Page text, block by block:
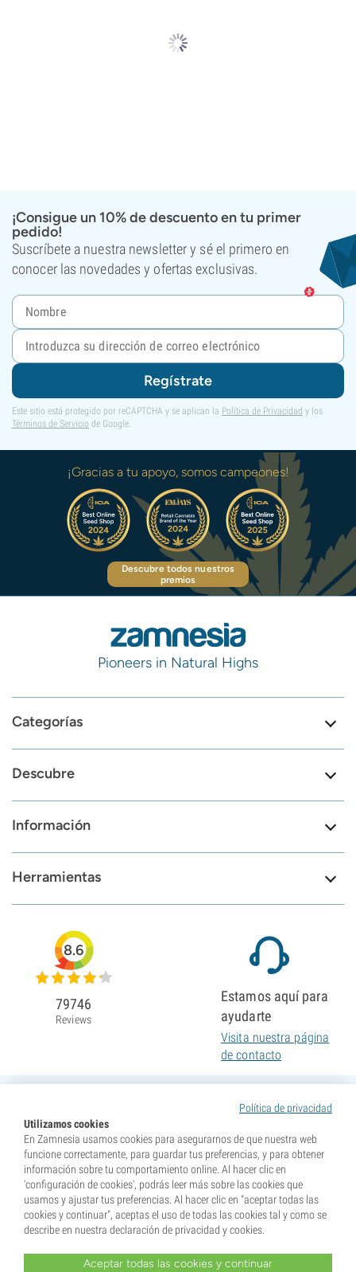
¡Consigue un 10% de descuento en tu primer
pedido!
Suscríbete a nuestra newsletter y sé el primero en
conocer las novedades y ofertas exclusivas.
Regístrate
Este sitio está protegido por reCAPTCHA y se aplican la Política de Privacidad y los
Términos de Servicio de Google.
¡Gracias a tu apoyo, somos campeones!
Descubre todos nuestros
premios
Pioneers in Natural Highs
Categorías
Descubre
Información
Herramientas
Política de privacidad
Utilizamos cookies
En Zamnesia usamos cookies para asegurarnos de que nuestra web
funcione correctamente, para guardar tus preferencias, y para obtener
información sobre tu comportamiento online. Al hacer clic en
'configuración de cookies', podrás leer más sobre las cookies que
usamos y ajustar tus preferencias. Al hacer clic en "aceptar todas las
cookies y continuar", aceptas el uso de todas las cookies tal y como se
describe en nuestra declaración de privacidad y cookies.
Aceptar todas las cookies y continuar
8.6
79746
Reviews
Estamos aquí para
ayudarte
Visita nuestra página
de contacto
* Nuestras semillas se venden como suvenires. La germinación de semillas es ilegal en muchos